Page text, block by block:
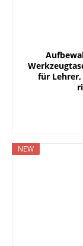
für Lehrer,
NEW